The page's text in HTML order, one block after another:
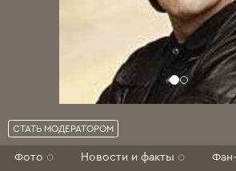
СТАТЬ МОДЕРАТОРОМ
Фото 0 Новости и факты 0